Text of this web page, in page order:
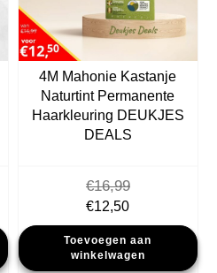
4M Mahonie Kastanje
Naturtint Permanente
Haarkleuring DEUKJES
DEALS
€16,99
Oorspronkelijke
prijs
was:
€16,99.
€12,50Huidige
prijs
is:
€12,50.
Toevoegen aan
winkelwagen